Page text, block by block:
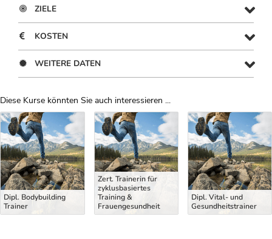
ZIELE
KOSTEN
WEITERE DATEN
Diese Kurse könnten Sie auch interessieren ...
Uber Weiterbildungsvorschläge
Dipl. Bodybuilding
Trainer
Zert. Trainerin für
zyklusbasiertes
Training &
Frauengesundheit
Dipl. Vital- und
Gesundheitstrainer